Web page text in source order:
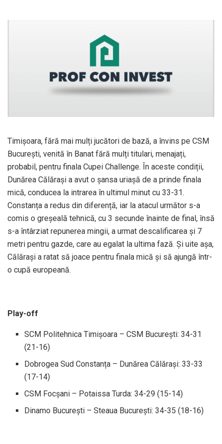
Timișoara, fără mai mulți jucători de bază, a învins pe CSM
București, venită în Banat fără mulți titulari, menajați,
probabil, pentru finala Cupei Challenge. În aceste condiții,
Dunărea Călărași a avut o șansa uriașă de a prinde finala
mică, conducea la intrarea în ultimul minut cu 33-31.
Constanța a redus din diferență, iar la atacul următor s-a
comis o greșeală tehnică, cu 3 secunde înainte de final, însă
s-a întârziat repunerea mingii, a urmat descalificarea și 7
metri pentru gazde, care au egalat la ultima fază. Și uite așa,
Călărași a ratat să joace pentru finala mică și să ajungă într-
o cupă europeană.
Play-off
SCM Politehnica Timișoara – CSM București: 34-31
(21-16)
Dobrogea Sud Constanța – Dunărea Călărași: 33-33
(17-14)
CSM Focșani – Potaissa Turda: 34-29 (15-14)
Dinamo București – Steaua București: 34-35 (18-16)